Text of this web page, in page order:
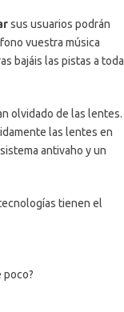
sus usuarios podrán
vuestra música
bajáis las pistas a toda
olvidado de las lentes.
las lentes en
antivaho y un
tienen el
poco?